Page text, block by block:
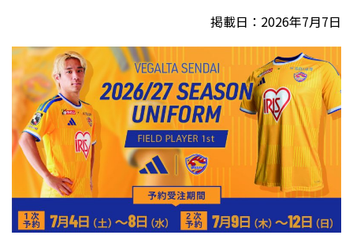
掲載日：2026年7月7日